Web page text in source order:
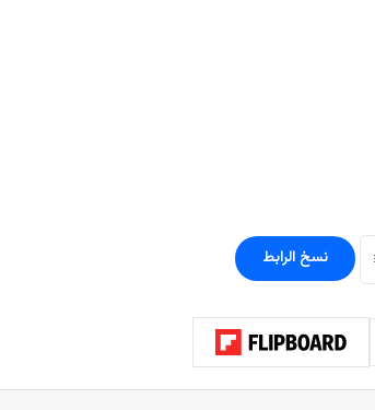
نسخ الرابط